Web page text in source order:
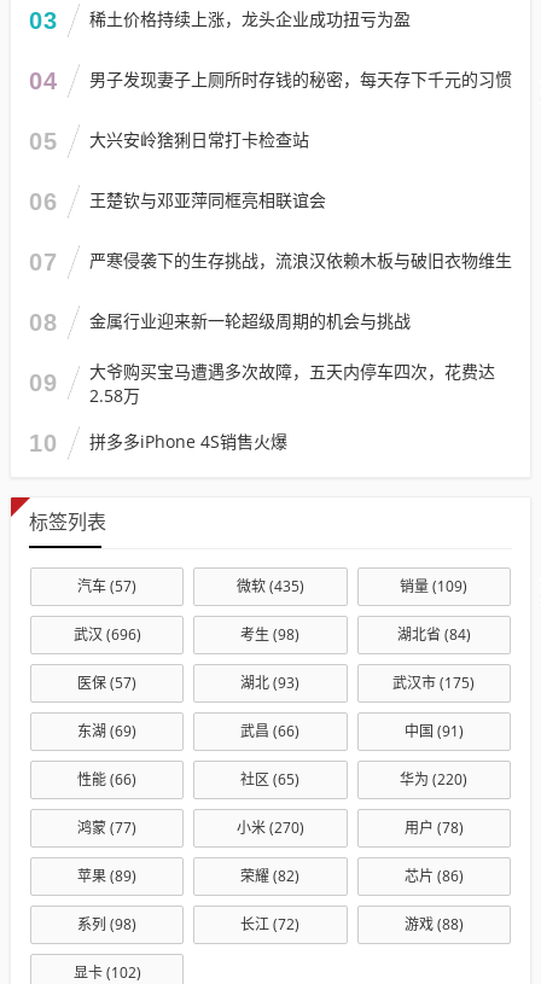
03 稀土价格持续上涨，龙头企业成功扭亏为盈
04 男子发现妻子上厕所时存钱的秘密，每天存下千元的习惯
05 大兴安岭猞猁日常打卡检查站
06 王楚钦与邓亚萍同框亮相联谊会
07 严寒侵袭下的生存挑战，流浪汉依赖木板与破旧衣物维生
08 金属行业迎来新一轮超级周期的机会与挑战
09
大爷购买宝马遭遇多次故障，五天内停车四次，花费达
2.58万
10 拼多多iPhone 4S销售火爆
标签列表
汽车(57) 微软(435) 销量(109)
武汉 (696) 考生 (98) 湖北省 (84)
医保(57) 湖北(93) 武汉市(175)
东湖 (69) 武昌 (66) 中国 (91)
性能(66) 社区 (65) 华为 (220)
鸿蒙(77) 小米(270) 用户 (78)
苹果(89) 荣耀(82) 芯片 (86)
系列 (98) 长江(72) 游戏(88)
显卡(102)